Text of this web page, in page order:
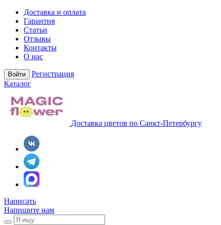
Доставка и оплата
Гарантия
Статьи
Отзывы
Контакты
О нас
Войти
Регистрация
Каталог
Доставка цветов по Санкт-Петербургу
Написать
Напишите нам